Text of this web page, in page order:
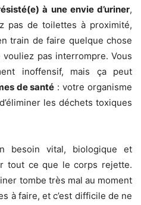
à une envie d’uriner,
pas de toilettes à proximité,
train de faire quelque chose
pas interrompre. Vous
inoffensif, mais ça peut
de santé : votre organisme
les déchets toxiques
besoin vital, biologique et
tout ce que le corps rejette.
tombe très mal au moment
à faire, et c’est difficile de ne